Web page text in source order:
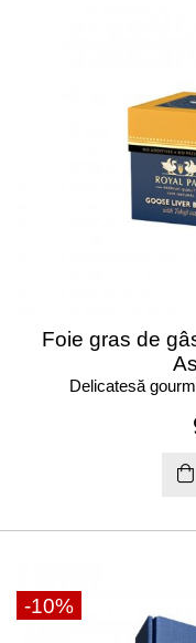
Foie gras de
Delicatesă
-10%